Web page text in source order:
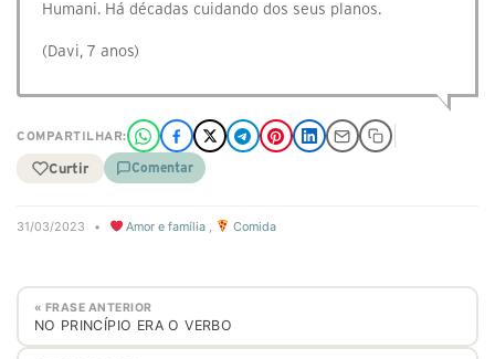
Humani. Há décadas cuidando dos seus planos.
(Davi, 7 anos)
COMPARTILHAR:
Curtir Comentar
31/03/2023 • Amor e família , Comida
« FRASE ANTERIOR
NO PRINCÍPIO ERA O VERBO